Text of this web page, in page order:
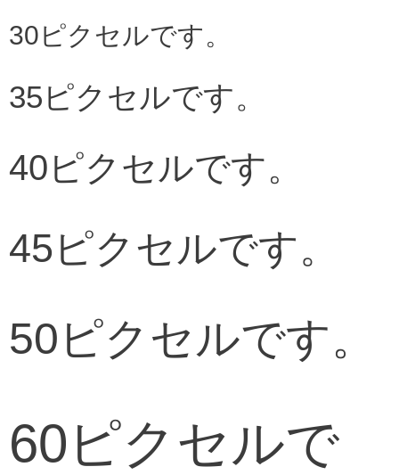
30ピクセルです。
35ピクセルです。
40ピクセルです。
45ピクセルです。
50ピクセルです。
60ピクセルで